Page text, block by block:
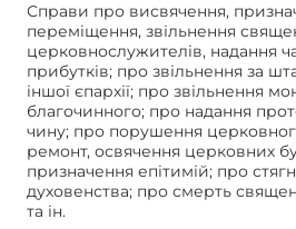
Справи про висвячення,
переміщення, звільнення
церковнослужителів, надання
прибутків; про звільнення за
іншої єпархії; про звільнення
благочинного; про надання
чину; про порушення
ремонт, освячення церковних
призначення епітимій; про
духовенства; про смерть
та ін.